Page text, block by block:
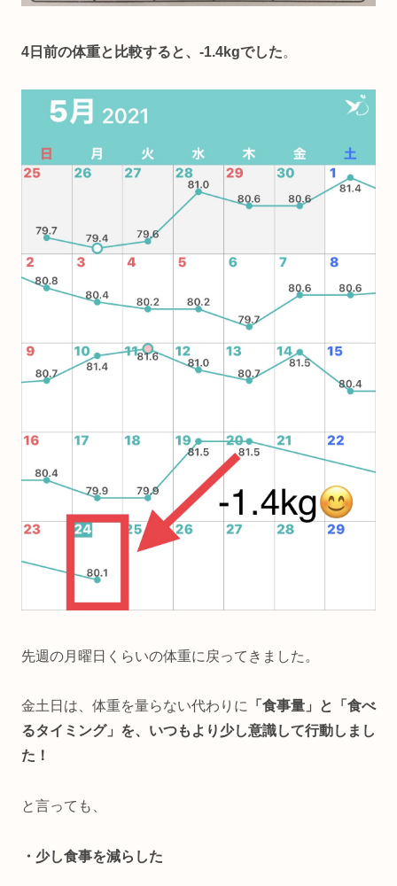
4日前の体重と比較すると、-1.4kgでした。
先週の月曜日くらいの体重に戻ってきました。
金土日は、体重を量らない代わりに
「食事量」と「食べ
るタイミング」を、いつもより少し意識して行動しまし
た！
と言っても、
・少し食事を減らした